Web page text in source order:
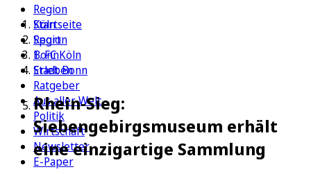
Region
Köln
Sport
1. FC Köln
Erleben
Ratgeber
Aus aller Welt
Politik
Wirtschaft
Newsletter
E-Paper
Startseite
Region
Bonn
Stadt Bonn
Rhein-Sieg:
Siebengebirgsmuseum erhält
eine einzigartige Sammlung